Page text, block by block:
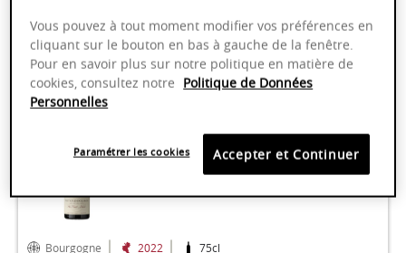
85,00 €
Nuits-Saint-Georges "Aux Saints-
Juliens" - Domaine Jérôme
Chezeaux
Bourgogne 2022 75cl
Vous pouvez à tout moment modifier vos préférences en
cliquant sur le bouton en bas à gauche de la fenêtre.
Pour en savoir plus sur notre politique en matière de
cookies, consultez notre Politique de Données
Personnelles
Accepter et Continuer
Paramétrer les cookies